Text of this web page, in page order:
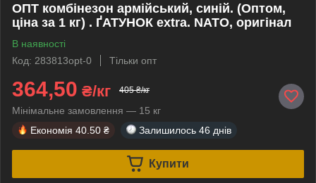
ОПТ комбінезон армійський, синій. (Оптом,
ціна за 1 кг) . ҐАТУНОК extra. NATO, оригінал
В наявності
Код: 283813opt-0
Тільки опт
364,50 ₴/кг 405 ₴/кг
Мінімальне замовлення — 15 кг
Економія 40.50 ₴ Залишилось 46 днів
Купити